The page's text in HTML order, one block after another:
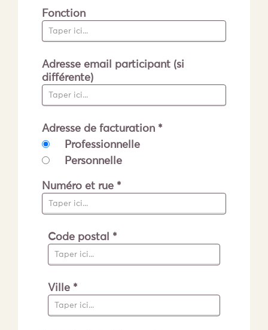
Fonction
Adresse email participant (si
différente)
Adresse de facturation *
Professionnelle
Personnelle
Numéro et rue *
Code postal *
Ville *